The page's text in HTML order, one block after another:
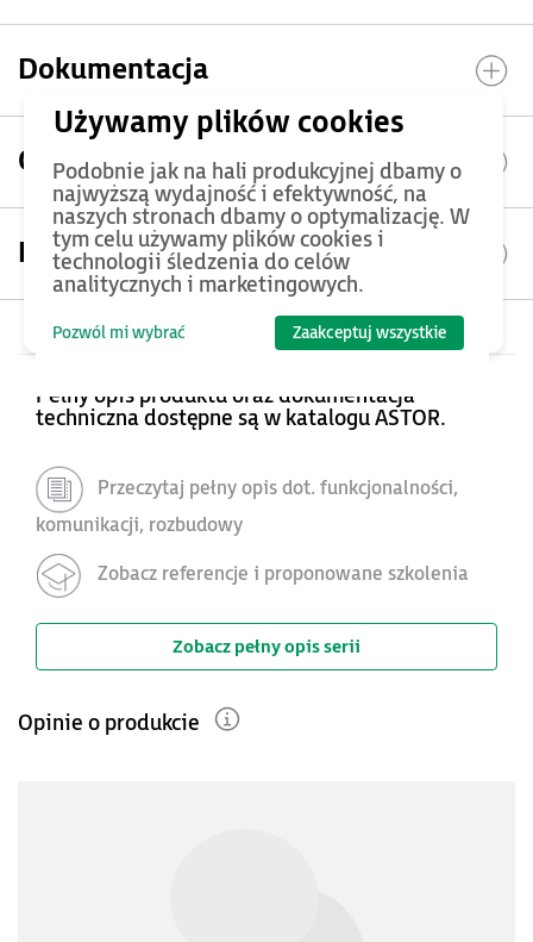
Dokumentacja
Opinie
Kontakt
Pełny opis produktu oraz dokumentacja
techniczna dostępne są w katalogu ASTOR.
Przeczytaj pełny opis dot. funkcjonalności,
komunikacji, rozbudowy
Zobacz referencje i proponowane szkolenia
Zobacz pełny opis serii
Opinie o produkcie
Podobnie jak na hali produkcyjnej dbamy o
najwyższą wydajność i efektywność, na
naszych stronach dbamy o optymalizację. W
tym celu używamy plików cookies i
technologii śledzenia do celów
analitycznych i marketingowych.
Pozwól mi wybrać Zaakceptuj wszystkie